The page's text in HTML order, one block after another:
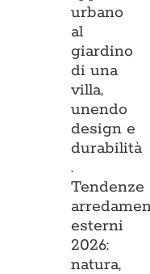
urbano
al
giardino
di una
villa,
unendo
design e
durabilità
.
Tendenze
esterni
2026:
natura,